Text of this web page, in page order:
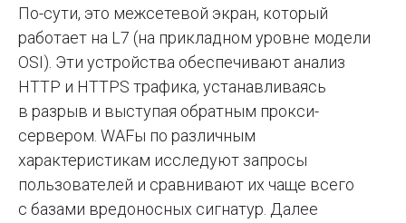
По-сути, это межсетевой экран, который
работает на L7 (на прикладном уровне модели
OSI). Эти устройства обеспечивают анализ
HTTP и HTTPS трафика, устанавливаясь
в разрыв и выступая обратным прокси-
сервером. WAFы по различным
характеристикам исследуют запросы
пользователей и сравнивают их чаще всего
с базами вредоносных сигнатур. Далее